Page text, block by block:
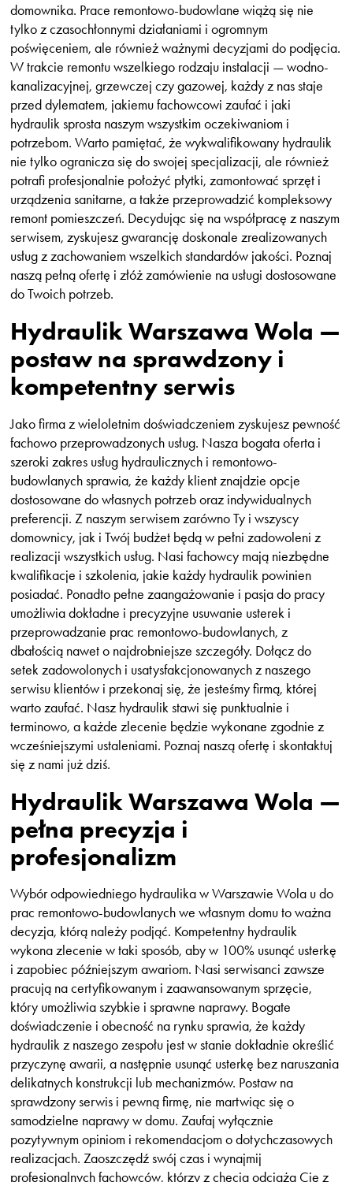
domownika. Prace remontowo-budowlane wiążą się nie
tylko z czasochłonnymi działaniami i ogromnym
poświęceniem, ale również ważnymi decyzjami do podjęcia.
W trakcie remontu wszelkiego rodzaju instalacji — wodno-
kanalizacyjnej, grzewczej czy gazowej, każdy z nas staje
przed dylematem, jakiemu fachowcowi zaufać i jaki
hydraulik sprosta naszym wszystkim oczekiwaniom i
potrzebom. Warto pamiętać, że wykwalifikowany hydraulik
nie tylko ogranicza się do swojej specjalizacji, ale również
potrafi profesjonalnie położyć płytki, zamontować sprzęt i
urządzenia sanitarne, a także przeprowadzić kompleksowy
remont pomieszczeń. Decydując się na współpracę z naszym
serwisem, zyskujesz gwarancję doskonale zrealizowanych
usług z zachowaniem wszelkich standardów jakości. Poznaj
naszą pełną ofertę i złóż zamówienie na usługi dostosowane
do Twoich potrzeb.
Hydraulik Warszawa Wola —
postaw na sprawdzony i
kompetentny serwis
Jako firma z wieloletnim doświadczeniem zyskujesz pewność
fachowo przeprowadzonych usług. Nasza bogata oferta i
szeroki zakres usług hydraulicznych i remontowo-
budowlanych sprawia, że każdy klient znajdzie opcje
dostosowane do własnych potrzeb oraz indywidualnych
preferencji. Z naszym serwisem zarówno Ty i wszyscy
domownicy, jak i Twój budżet będą w pełni zadowoleni z
realizacji wszystkich usług. Nasi fachowcy mają niezbędne
kwalifikacje i szkolenia, jakie każdy hydraulik powinien
posiadać. Ponadto pełne zaangażowanie i pasja do pracy
umożliwia dokładne i precyzyjne usuwanie usterek i
przeprowadzanie prac remontowo-budowlanych, z
dbałością nawet o najdrobniejsze szczegóły. Dołącz do
setek zadowolonych i usatysfakcjonowanych z naszego
serwisu klientów i przekonaj się, że jesteśmy firmą, której
warto zaufać. Nasz hydraulik stawi się punktualnie i
terminowo, a każde zlecenie będzie wykonane zgodnie z
wcześniejszymi ustaleniami. Poznaj naszą ofertę i skontaktuj
się z nami już dziś.
Hydraulik Warszawa Wola —
pełna precyzja i
profesjonalizm
Wybór odpowiedniego hydraulika w Warszawie Wola u do
prac remontowo-budowlanych we własnym domu to ważna
decyzja, którą należy podjąć. Kompetentny hydraulik
wykona zlecenie w taki sposób, aby w 100% usunąć usterkę
i zapobiec późniejszym awariom. Nasi serwisanci zawsze
pracują na certyfikowanym i zaawansowanym sprzęcie,
który umożliwia szybkie i sprawne naprawy. Bogate
doświadczenie i obecność na rynku sprawia, że każdy
hydraulik z naszego zespołu jest w stanie dokładnie określić
przyczynę awarii, a następnie usunąć usterkę bez naruszania
delikatnych konstrukcji lub mechanizmów. Postaw na
sprawdzony serwis i pewną firmę, nie martwiąc się o
samodzielne naprawy w domu. Zaufaj wyłącznie
pozytywnym opiniom i rekomendacjom o dotychczasowych
realizacjach. Zaoszczędź swój czas i wynajmij
profesjonalnych fachowców, którzy z chęcią odciążą Cię z